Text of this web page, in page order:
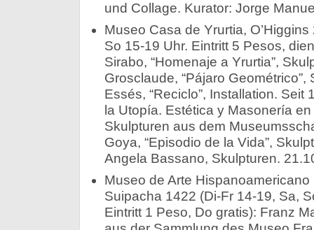
und Collage. Kurator: Jorge
Museo Casa de Yrurtia,
So 15-19 Uhr. Eintritt 5 Pesos,
Sirabo, “Homenaje a Yrurtia”,
Grosclaude, “Pájaro Geométrico”,
Essés, “Reciclo”, Installation. Seit
la Utopía. Estética y Masonería
Skulpturen aus dem
Goya, “Episodio de la Vida”,
Angela Bassano, Skulpturen.
Museo de Arte
Suipacha 1422 (Di-Fr 14-19, Sa,
Eintritt 1 Peso, Do gratis): Franz